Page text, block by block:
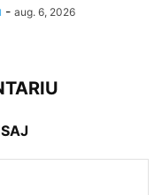
- aug. 6, 2026